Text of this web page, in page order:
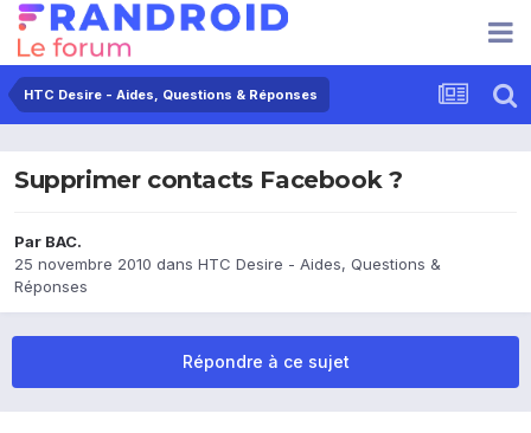
HTC Desire - Aides, Questions & Réponses
Supprimer contacts Facebook ?
Par BAC.
25 novembre 2010 dans HTC Desire - Aides, Questions &
Réponses
Répondre à ce sujet